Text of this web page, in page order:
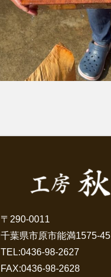
〒290-0011
千葉県市原市能満1575-45
TEL:0436-98-2627
FAX:0436-98-2628